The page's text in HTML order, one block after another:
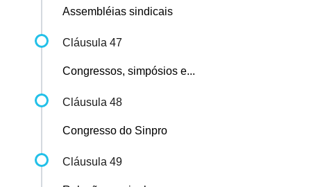
Assembléias sindicais
Cláusula 47
Congressos, simpósios e...
Cláusula 48
Congresso do Sinpro
Cláusula 49